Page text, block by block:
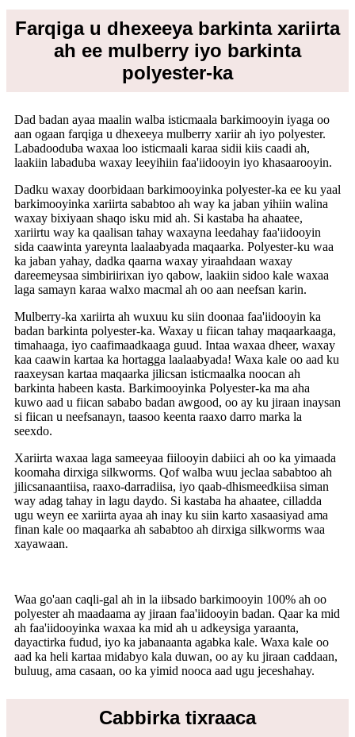
Farqiga u dhexeeya barkinta xariirta
ah ee mulberry iyo barkinta
polyester-ka
Dad badan ayaa maalin walba isticmaala barkimooyin iyaga oo
aan ogaan farqiga u dhexeeya mulberry xariir ah iyo polyester.
Labadooduba waxaa loo isticmaali karaa sidii kiis caadi ah,
laakiin labaduba waxay leeyihiin faa'iidooyin iyo khasaarooyin.
Dadku waxay doorbidaan barkimooyinka polyester-ka ee ku yaal
barkimooyinka xariirta sababtoo ah way ka jaban yihiin walina
waxay bixiyaan shaqo isku mid ah. Si kastaba ha ahaatee,
xariirtu way ka qaalisan tahay waxayna leedahay faa'iidooyin
sida caawinta yareynta laalaabyada maqaarka. Polyester-ku waa
ka jaban yahay, dadka qaarna waxay yiraahdaan waxay
dareemeysaa simbiriirixan iyo qabow, laakiin sidoo kale waxaa
laga samayn karaa walxo macmal ah oo aan neefsan karin.
Mulberry-ka xariirta ah wuxuu ku siin doonaa faa'iidooyin ka
badan barkinta polyester-ka. Waxay u fiican tahay maqaarkaaga,
timahaaga, iyo caafimaadkaaga guud. Intaa waxaa dheer, waxay
kaa caawin kartaa ka hortagga laalaabyada! Waxa kale oo aad ku
raaxeysan kartaa maqaarka jilicsan isticmaalka noocan ah
barkinta habeen kasta. Barkimooyinka Polyester-ka ma aha
kuwo aad u fiican sababo badan awgood, oo ay ku jiraan inaysan
si fiican u neefsanayn, taasoo keenta raaxo darro marka la
seexdo.
Xariirta waxaa laga sameeyaa fiilooyin dabiici ah oo ka yimaada
koomaha dirxiga silkworms. Qof walba wuu jeclaa sababtoo ah
jilicsanaantiisa, raaxo-darradiisa, iyo qaab-dhismeedkiisa siman
way adag tahay in lagu daydo. Si kastaba ha ahaatee, cilladda
ugu weyn ee xariirta ayaa ah inay ku siin karto xasaasiyad ama
finan kale oo maqaarka ah sababtoo ah dirxiga silkworms waa
xayawaan.
Waa go'aan caqli-gal ah in la iibsado barkimooyin 100% ah oo
polyester ah maadaama ay jiraan faa'iidooyin badan. Qaar ka mid
ah faa'iidooyinka waxaa ka mid ah u adkeysiga yaraanta,
dayactirka fudud, iyo ka jabanaanta agabka kale. Waxa kale oo
aad ka heli kartaa midabyo kala duwan, oo ay ku jiraan caddaan,
buluug, ama casaan, oo ka yimid nooca aad ugu jeceshahay.
Cabbirka tixraaca